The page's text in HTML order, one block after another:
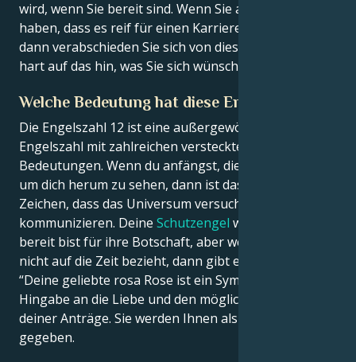
wird, wenn Sie bereit sind. Wenn Sie aber das Gefühl
haben, dass es reif für einen Karrierewechsel ist,
dann verabschieden Sie sich von diesem. Arbeiten Sie
hart auf das hin, was Sie sich wünschen.
Welche Bedeutung hat diese Engelszahl?
Die Engelszahl 12 ist eine außergewöhnlich starke
Engelszahl mit zahlreichen versteckten
Bedeutungen. Wenn du anfängst, diese Zahl überall
um dich herum zu sehen, dann ist das ein klares
Zeichen, dass das Universum versucht, mit dir zu
kommunizieren. Deine Schutzengel wollen, dass du
bereit bist für ihre Botschaft, aber wenn sie sich
nicht auf die Zeit bezieht, dann gibt es keinen Grund:
“Deine geliebte rosa Rose ist ein Symbol für die
Hingabe an die Liebe und den möglichen Erfolg
deiner Anträge. Sie werden Ihnen als Engelszahlen
gegeben.